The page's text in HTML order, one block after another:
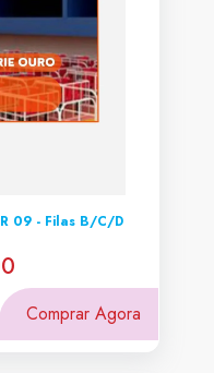
09 - Filas B/C/D
Comprar Agora